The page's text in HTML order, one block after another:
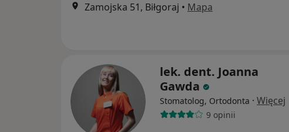
Zamojska 51, Biłgoraj • Mapa
lek. dent. Joanna
Gawda
Stomatolog, Ortodonta · Więcej
9 opinii